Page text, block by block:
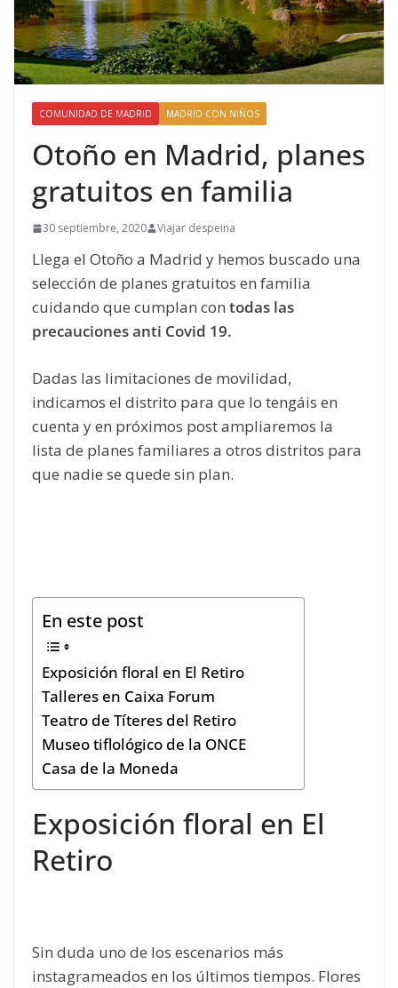
COMUNIDAD DE MADRID MADRID CON NIÑOS
Otoño en Madrid, planes
gratuitos en familia
30 septiembre, 2020 Viajar despeina
Llega el Otoño a Madrid y hemos buscado una
selección de planes gratuitos en familia
cuidando que cumplan con todas las
precauciones anti Covid 19.
Dadas las limitaciones de movilidad,
indicamos el distrito para que lo tengáis en
cuenta y en próximos post ampliaremos la
lista de planes familiares a otros distritos para
que nadie se quede sin plan.
En este post
Exposición floral en El Retiro
Talleres en Caixa Forum
Teatro de Títeres del Retiro
Museo tiflológico de la ONCE
Casa de la Moneda
Exposición floral en El
Retiro
Sin duda uno de los escenarios más
instagrameados en los últimos tiempos. Flores